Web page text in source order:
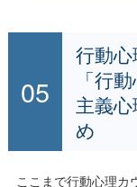
行動
「行
主義
め
ここまで行動心理カ